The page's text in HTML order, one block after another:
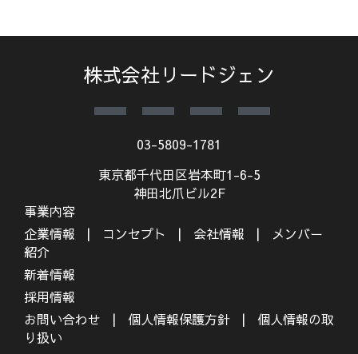
株式会社リードジェン
03-5809-1781
東京都千代田区岩本町1-6-5
神田北爪ビル2F
事業内容
企業情報
コンセプト 会社情報
メンバー
紹介
新着情報
採用情報
お問い合わせ
個人情報保護方針
個人情報の取
り扱い